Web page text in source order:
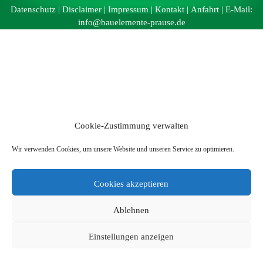
Cookie-Zustimmung verwalten
Wir verwenden Cookies, um unsere Website und unseren Service zu optimieren.
Cookies akzeptieren
Ablehnen
Einstellungen anzeigen
Datenschutz | Disclaimer | Impressum | Kontakt | Anfahrt | E-Mail:
info@bauelemente-prause.de